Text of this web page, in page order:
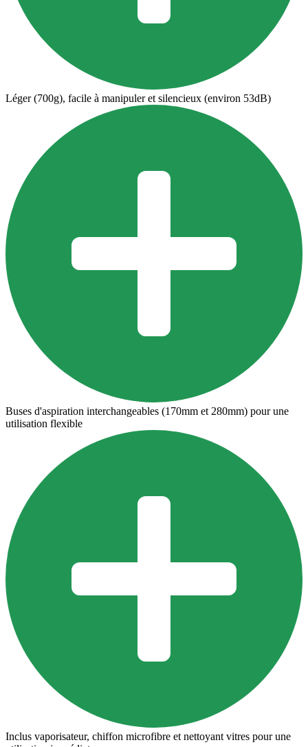
Léger (700g), facile à manipuler et silencieux (environ 53dB)
Buses d'aspiration interchangeables (170mm et 280mm) pour une
utilisation flexible
Inclus vaporisateur, chiffon microfibre et nettoyant vitres pour une